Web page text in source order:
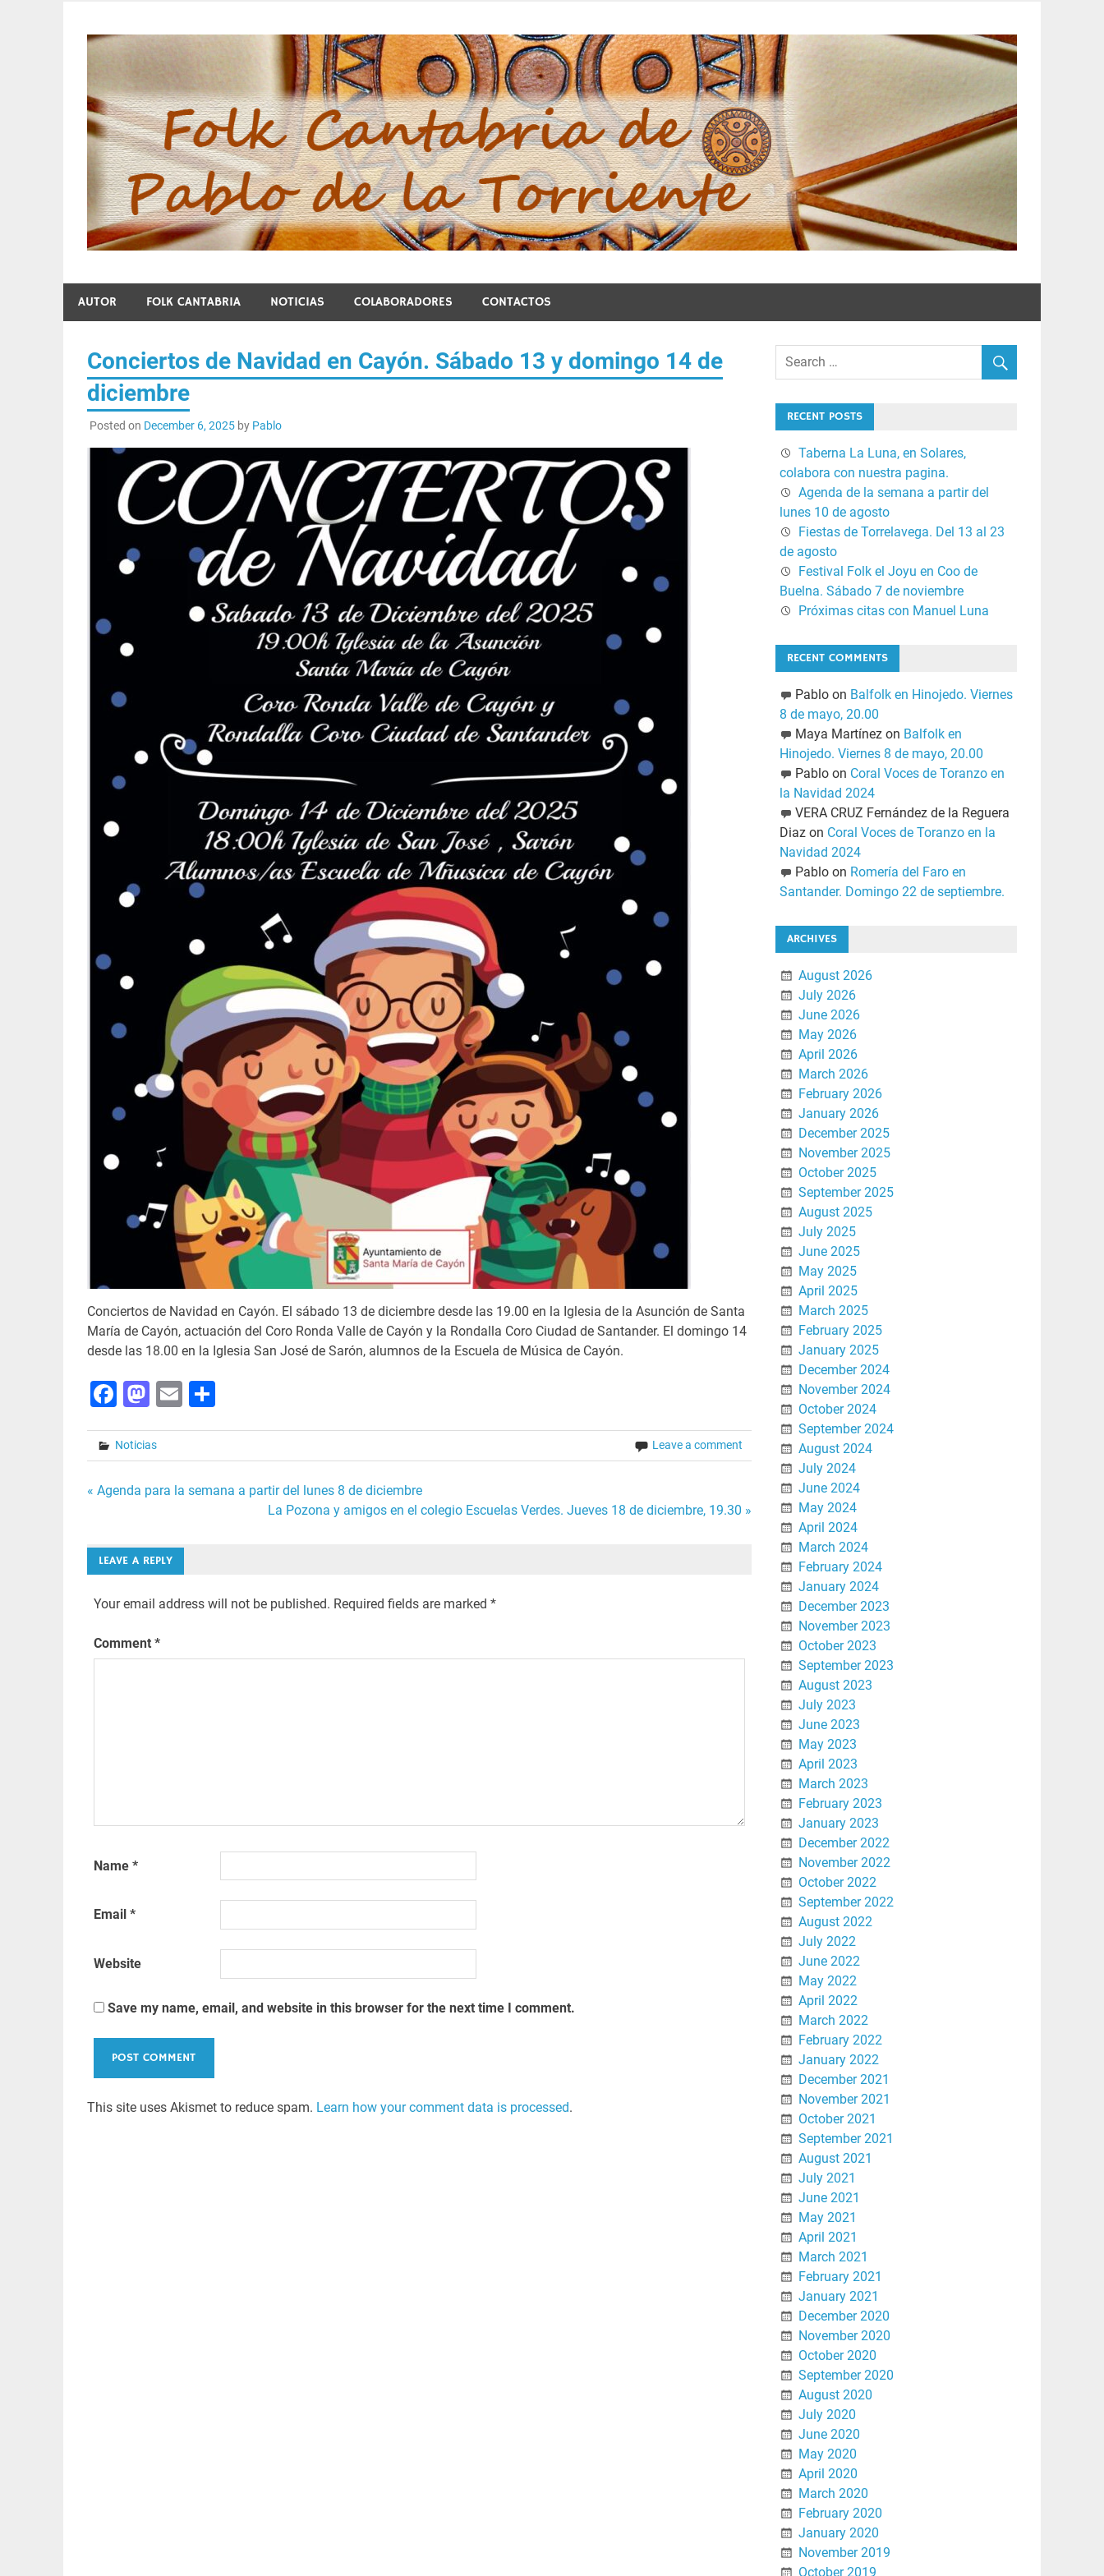
content
Folk Cantabria de Pablo de la Torriente
AUTOR FOLK CANTABRIA NOTICIAS COLABORADORES CONTACTOS
Conciertos de Navidad en Cayón. Sábado 13 y domingo 14 de
diciembre
Posted on December 6, 2025by Pablo
Conciertos de Navidad en Cayón. El sábado 13 de diciembre desde las 19.00 en la Iglesia de la Asunción de Santa
María de Cayón, actuación del Coro Ronda Valle de Cayón y la Rondalla Coro Ciudad de Santander. El domingo 14
desde las 18.00 en la Iglesia San José de Sarón, alumnos de la Escuela de Música de Cayón.
Facebook
Mastodon
EmailShare
Noticias Leave a comment
Post
« Agenda para la semana a partir del lunes 8 de diciembre
La Pozona y amigos en el colegio Escuelas Verdes. Jueves 18 de diciembre, 19.30 »
LEAVE A REPLY
Your email address will not be published. Required fields are marked *
Comment *
Name *
Email *
Website
Save my name, email, and website in this browser for the next time I comment.
This site uses Akismet to reduce spam. Learn how your comment data is processed.
RECENT POSTS
Taberna La Luna, en Solares,
colabora con nuestra pagina.
Agenda de la semana a partir del
lunes 10 de agosto
Fiestas de Torrelavega. Del 13 al 23
de agosto
Festival Folk el Joyu en Coo de
Buelna. Sábado 7 de noviembre
Próximas citas con Manuel Luna
RECENT COMMENTS
Pabloon Balfolk en Hinojedo. Viernes
8 de mayo, 20.00
Maya Martínezon Balfolk en
Hinojedo. Viernes 8 de mayo, 20.00
Pabloon Coral Voces de Toranzo en
la Navidad 2024
VERA CRUZ Fernández de la Reguera
Diazon Coral Voces de Toranzo en la
Navidad 2024
Pabloon Romería del Faro en
Santander. Domingo 22 de septiembre.
ARCHIVES
August 2026
July 2026
June 2026
May 2026
April 2026
March 2026
February 2026
January 2026
December 2025
November 2025
October 2025
September 2025
August 2025
July 2025
June 2025
May 2025
April 2025
March 2025
February 2025
January 2025
December 2024
November 2024
October 2024
September 2024
August 2024
July 2024
June 2024
May 2024
April 2024
March 2024
February 2024
January 2024
December 2023
November 2023
October 2023
September 2023
August 2023
July 2023
June 2023
May 2023
April 2023
March 2023
February 2023
January 2023
December 2022
November 2022
October 2022
September 2022
August 2022
July 2022
June 2022
May 2022
April 2022
March 2022
February 2022
January 2022
December 2021
November 2021
October 2021
September 2021
August 2021
July 2021
June 2021
May 2021
April 2021
March 2021
February 2021
January 2021
December 2020
November 2020
October 2020
September 2020
August 2020
July 2020
June 2020
May 2020
April 2020
March 2020
February 2020
January 2020
November 2019
October 2019